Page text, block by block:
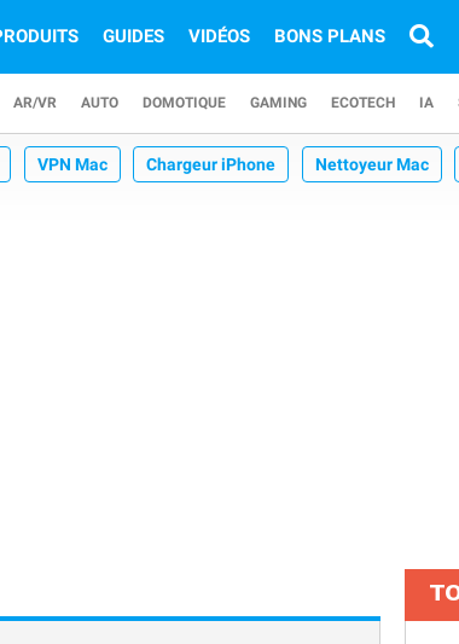
GUIDES VIDÉOS BONS PLANS
AR/VR AUTO DOMOTIQUE GAMING ECOTECH IA
VPN Mac Chargeur iPhone Nettoyeur Mac